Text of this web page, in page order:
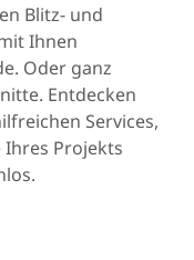
Blitz- und
Ihnen
Oder ganz
Entdecken
Services,
Ihres Projekts